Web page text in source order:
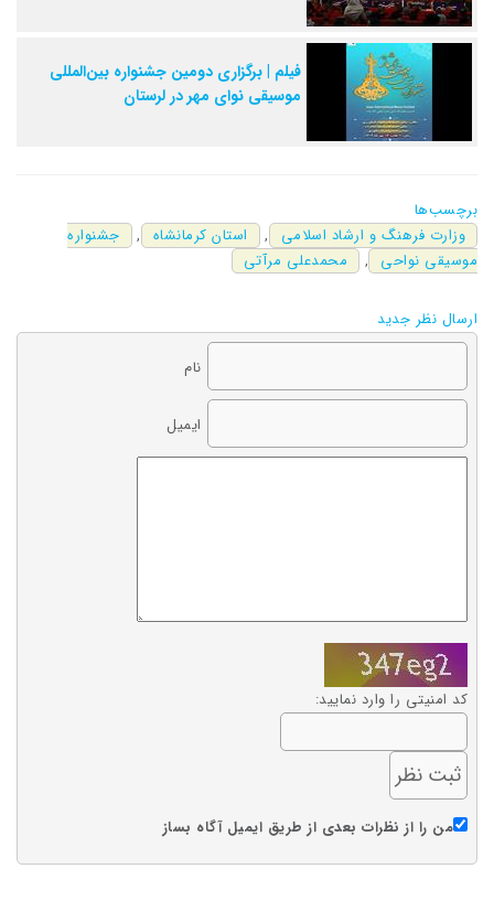
فیلم | برگزاری دومین جشنواره بین‌المللی
موسیقی نوای مهر در لرستان
برچسب‌ها
وزارت فرهنگ و ارشاد اسلامی
, استان کرمانشاه ,
جشنواره
موسیقی نواحی
, محمدعلی مرآتی
ارسال نظر جدید
نام
ایمیل
کد امنیتی را وارد نمایید:
من را از نظرات بعدی از طریق ایمیل آگاه بساز